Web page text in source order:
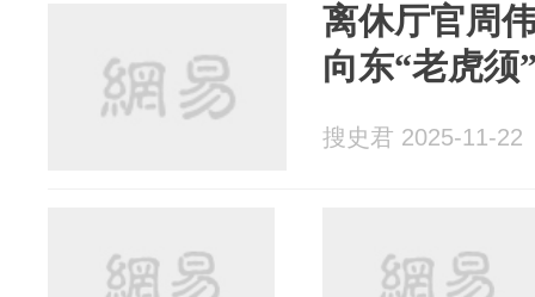
离休厅官周
向东“老虎须
搜史君 2025-11-22